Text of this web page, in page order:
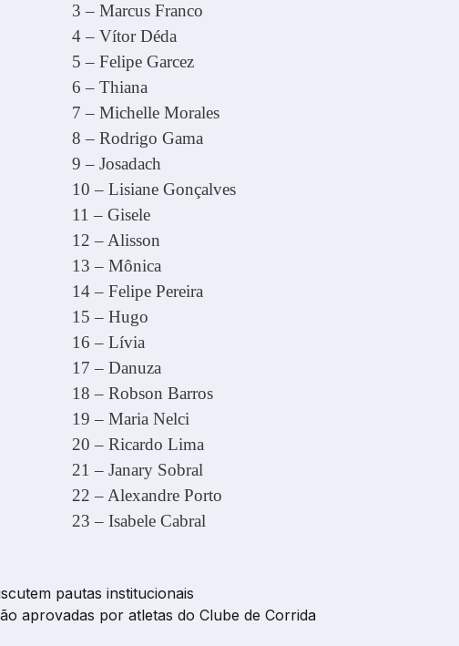
3 – Marcus Franco
4 – Vítor Déda
5 – Felipe Garcez
6 – Thiana
7 – Michelle Morales
8 – Rodrigo Gama
9 – Josadach
10 – Lisiane Gonçalves
11 – Gisele
12 – Alisson
13 – Mônica
14 – Felipe Pereira
15 – Hugo
16 – Lívia
17 – Danuza
18 – Robson Barros
19 – Maria Nelci
20 – Ricardo Lima
21 – Janary Sobral
22 – Alexandre Porto
23 – Isabele Cabral
pautas institucionais
aprovadas por atletas do Clube de Corrida